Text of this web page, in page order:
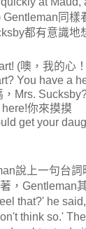
Gentleman同樣
都有意識地
(噢，我的心
You have a
Mrs.
here!你來摸摸
get your
說上一句台詞
，Gentleman
that?' he
think so.'